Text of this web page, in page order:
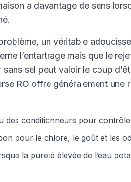
a davantage de sens
un véritable
l’entartrage mais que le
sel peut valoir le coup
RO offre généralement une
des conditionneurs pour
pour le chlore, le goût et les
la pureté élevée de l’eau